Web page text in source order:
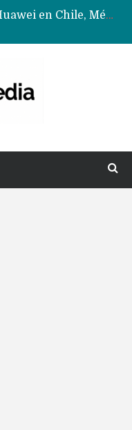
Data Centers de Huawei en Chile, México, Brasil,Perú y Argentina podrían verse afectados por arremetida de EE.UU